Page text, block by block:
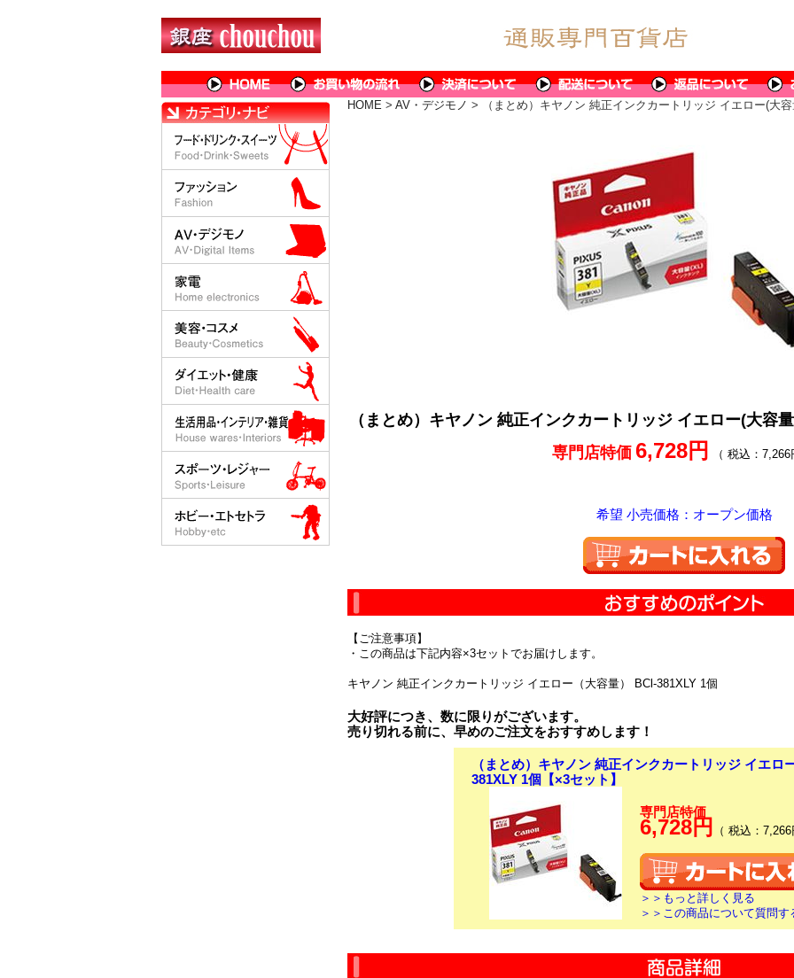
HOME > AV・デジモノ > （まとめ）キヤノン 純正インクカートリッジ イエロー(大容
（まとめ）キヤノン 純正インクカートリッジ イエロー(大容
専門店特価 6,728円 （ 税込：7,266
希望 小売価格：オープン価格
【ご注意事項】
・この商品は下記内容×3セットでお届けします。
キヤノン 純正インクカートリッジ イエロー（大容量） BCl-381XLY 1個
大好評につき、数に限りがございます。
売り切れる前に、早めのご注文をおすすめします！
（まとめ）キヤノン 純正インクカートリッジ イエロ
381XLY 1個【×3セット】
専門店特価
6,728円 （ 税込：7,266
＞＞もっと詳しく見る
＞＞この商品について質問す